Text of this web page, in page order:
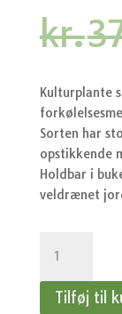
kr.
Kulturplante
Sorten har
opstikkende
Holdbar i
veldrænet
Havepurpur-
-
Solhat,
Tilføj til